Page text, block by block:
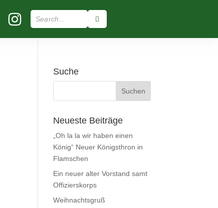
Suche
Neueste Beiträge
„Oh la la wir haben einen
König“ Neuer Königsthron in
Flamschen
Ein neuer alter Vorstand samt
Offizierskorps
Weihnachtsgruß